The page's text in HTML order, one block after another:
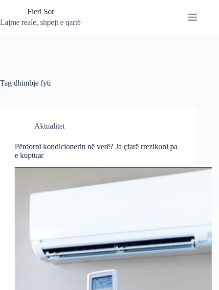
content
Fieri Sot
Lajme reale, shpejt e qartë
Tag dhimbje fyti
Aktualitet
Përdorni kondicionerin në verë? Ja çfarë rrezikoni pa
e kuptuar